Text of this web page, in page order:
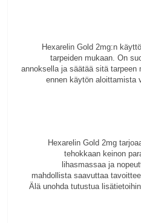
Hexarelin Gold 2mg:n
tarpeiden mukaan. On
annoksella ja säätää sitä
ennen käytön aloittamista
Hexarelin Gold 2mg
tehokkaan keinon
lihasmassaa ja
mahdollista saavuttaa
Älä unohda tutustua